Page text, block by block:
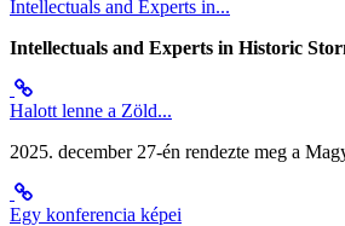
Intellectuals and Experts in...
Intellectuals and Experts in Historic
Halott lenne a Zöld...
2025. december 27-én rendezte meg a
Egy konferencia képei